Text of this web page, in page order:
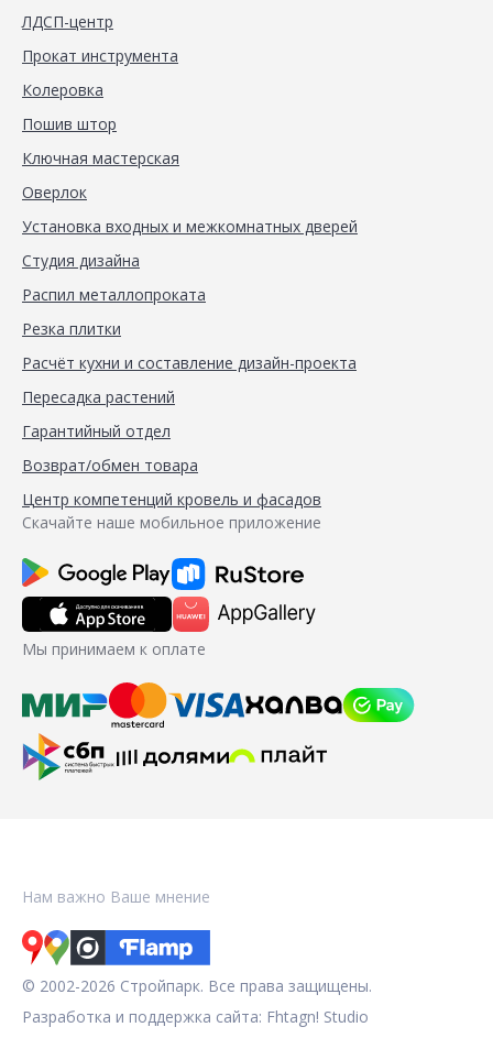
ЛДСП-центр
Прокат инструмента
Колеровка
Пошив штор
Ключная мастерская
Оверлок
Установка входных и межкомнатных дверей
Студия дизайна
Распил металлопроката
Резка плитки
Расчёт кухни и составление дизайн-проекта
Пересадка растений
Гарантийный отдел
Возврат/обмен товара
Центр компетенций кровель и фасадов
Скачайте наше мобильное приложение
Мы принимаем к оплате
Нам важно Ваше мнение
© 2002-2026 Стройпарк. Все права защищены.
Разработка и поддержка сайта: Fhtagn! Studio